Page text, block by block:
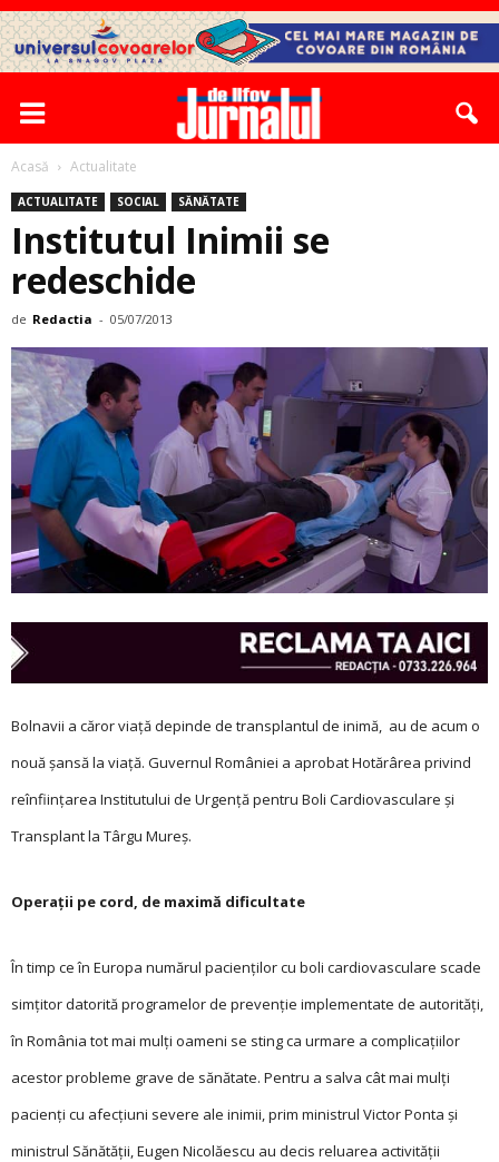
Acasă Actualitate
ACTUALITATE SOCIAL SĂNĂTATE
Institutul Inimii se
redeschide
de Redactia - 05/07/2013
Bolnavii a căror viață depinde de transplantul de inimă, au de acum o
nouă șansă la viață. Guvernul României a aprobat Hotărârea privind
reînființarea Institutului de Urgenţă pentru Boli Cardiovasculare şi
Transplant la Târgu Mureş.
Operații pe cord, de maximă dificultate
În timp ce în Europa numărul pacienților cu boli cardiovasculare scade
simțitor datorită programelor de prevenție implementate de autorități,
în România tot mai mulți oameni se sting ca urmare a complicațiilor
acestor probleme grave de sănătate. Pentru a salva cât mai mulți
pacienți cu afecțiuni severe ale inimii, prim ministrul Victor Ponta și
ministrul Sănătății, Eugen Nicolăescu au decis reluarea activității